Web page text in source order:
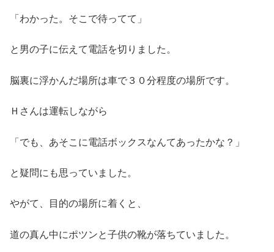
「わかった。そこで待ってて」
と男の子に伝えて電話を切りました。
脳裏に浮かんだ場所は車で３０分程度の場所です。
Ｈさんは運転しながら
「でも、あそこに電話ボックスなんてあったかな？」
と疑問にも思っていました。
やがて、目的の場所に着くと、
道の真ん中にポツンと子供の靴が落ちていました。